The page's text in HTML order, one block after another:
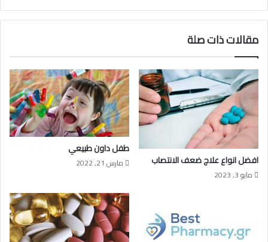
مقالات ذات صلة
افضل انواع علاج ضعف الانتصاب
مايو 3, 2023
طفل داون طبيعي
مارس 21, 2022